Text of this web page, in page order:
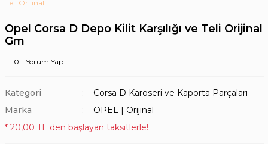
Opel Corsa D Depo Kilit Karşılığı ve Teli Orijinal
Gm
0 - Yorum Yap
Kategori
Corsa D Karoseri ve Kaporta Parçaları
Marka
OPEL | Orijinal
* 20,00 TL den başlayan taksitlerle!